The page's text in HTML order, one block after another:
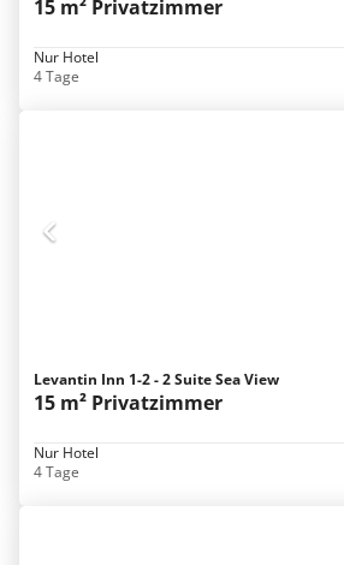
15 m² Privatzimmer
Nur Hotel
4 Tage
Levantin Inn 1-2 - 2 Suite Sea View
15 m² Privatzimmer
Nur Hotel
4 Tage